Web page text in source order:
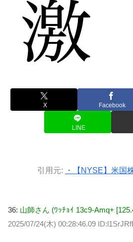
X Facebook
LINE
引用元:
・【NYSE】米国
36: 山師さん (ﾜｯﾁｮｲ 13c9-Amq+
2025/07/24(木) 00:28:46.09